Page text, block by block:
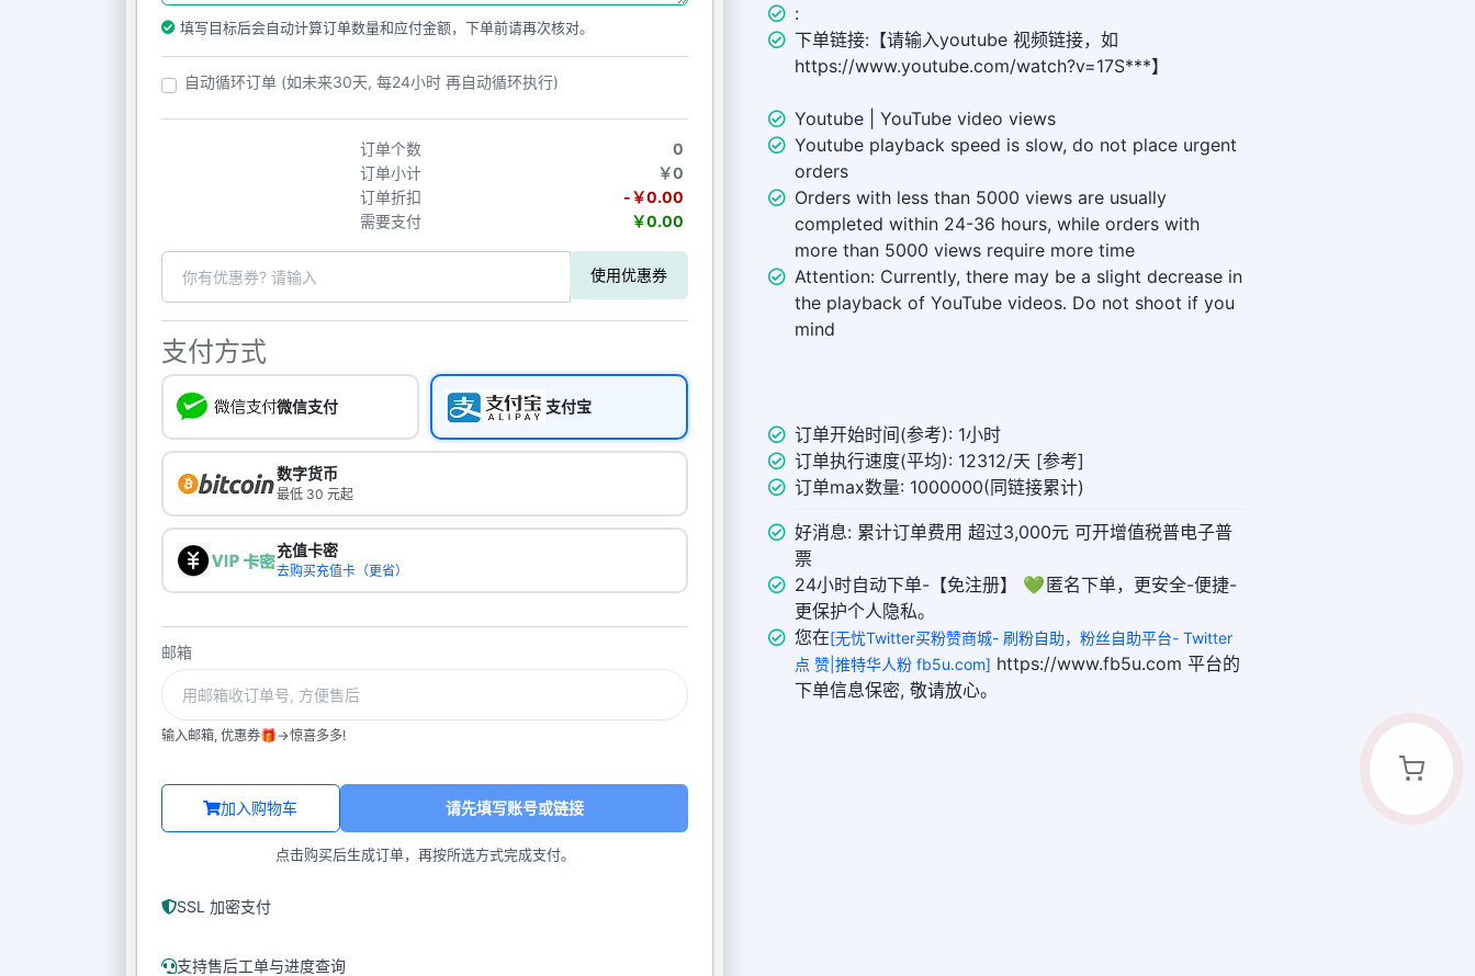
填写目标后会自动计算订单数量和应付金额，下单前请再次核对。
自动循环订单 (如未来30天, 每24小时 再自动循环执行)
订单个数
0
订单小计
￥0
订单折扣
-￥0.00
需要支付
￥0.00
使用优惠券
支付方式
微信支付 支付宝
数字货币
最低 30 元起
充值卡密
去购买充值卡（更省）
邮箱
输入邮箱, 优惠券🎁->惊喜多多!
加入购物车 请先填写账号或链接
点击购买后生成订单，再按所选方式完成支付。
SSL 加密支付
支持售后工单与进度查询
:
下单链接:【请输入youtube 视频链接，如
https://www.youtube.com/watch?v=17S***】
Youtube | YouTube video views
Youtube playback speed is slow, do not place urgent
orders
Orders with less than 5000 views are usually
completed within 24-36 hours, while orders with
more than 5000 views require more time
Attention: Currently, there may be a slight decrease in
the playback of YouTube videos. Do not shoot if you
mind
订单开始时间(参考): 1小时
订单执行速度(平均): 12312/天 [参考]
订单max数量: 1000000(同链接累计)
好消息: 累计订单费用 超过3,000元 可开增值税普电子普
票
24小时自动下单-【免注册】 💚 匿名下单，更安全-便捷-
更保护个人隐私。
您在[无忧Twitter买粉赞商城- 刷粉自助，粉丝自助平台- Twitter
点 赞|推特华人粉 fb5u.com] https://www.fb5u.com 平台的
下单信息保密, 敬请放心。